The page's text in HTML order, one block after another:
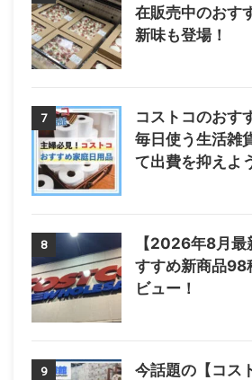
在販売中のおす
新味も登場！
7
コストコのおす
毎日使う生活雑
て出費を抑えよ
8
【2026年8月
すすめ新商品98
ビュー！
9
今話題の【コス